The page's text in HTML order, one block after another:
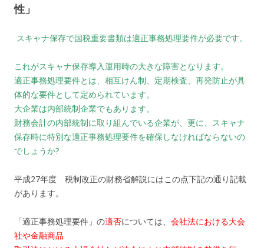
性」
スキャナ保存で国税重要書類は適正事務処理要件が必要です。
これがスキャナ保存導入運用時の大きな障害となります。
適正事務処理要件とは、相互けん制、定期検査、再発防止が具
体的な要件として定められています。
大企業は内部統制企業でもあります。
財務会計の内部統制に取り組んでいる企業が、更に、スキャナ
保存時に特別な適正事務処理要件を確保しなければならないの
でしょうか?
平成27年度 税制改正の財務省解説にはこの点下記の通り記載
があります。
「適正事務処理要件」の適否については、 会社法における大会
社や金融商品